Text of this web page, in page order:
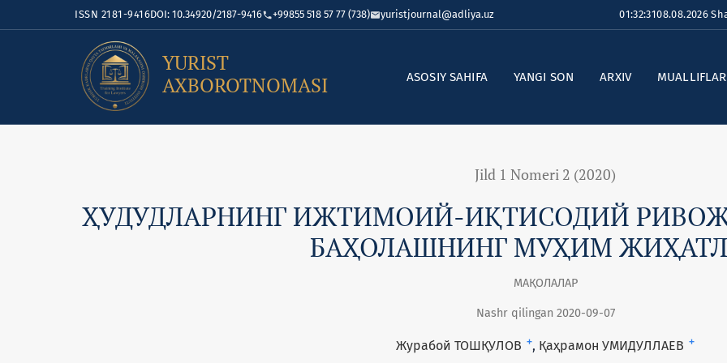
ISSN 2181-9416DOI: 10.34920/2187-9416 +99855 518 57 77 (738) yuristjournal@adliya.uz 01:32:3108.08.2026
YURIST
AXBOROTNOMASI
ASOSIY SAHIFA YANGI SON ARXIV
Jild 1 Nomeri 2 (2020)
ҲУДУДЛАРНИНГ ИЖТИМОИЙ-ИҚТИСОДИЙ
БАҲОЛАШНИНГ МУҲИМ
МАҚОЛАЛАР
Nashr qilingan 2020-09-07
Журабой ТОШҚУЛОВ + Қаҳрамон УМИДУЛЛАЕВ +